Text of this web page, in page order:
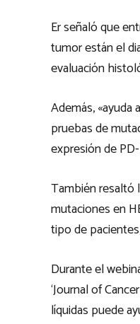
Er señaló que
tumor están el
evaluación
Además, «ayuda
pruebas de
expresión de
También resaltó
mutaciones en
tipo de
Durante el
‘Journal of
líquidas puede